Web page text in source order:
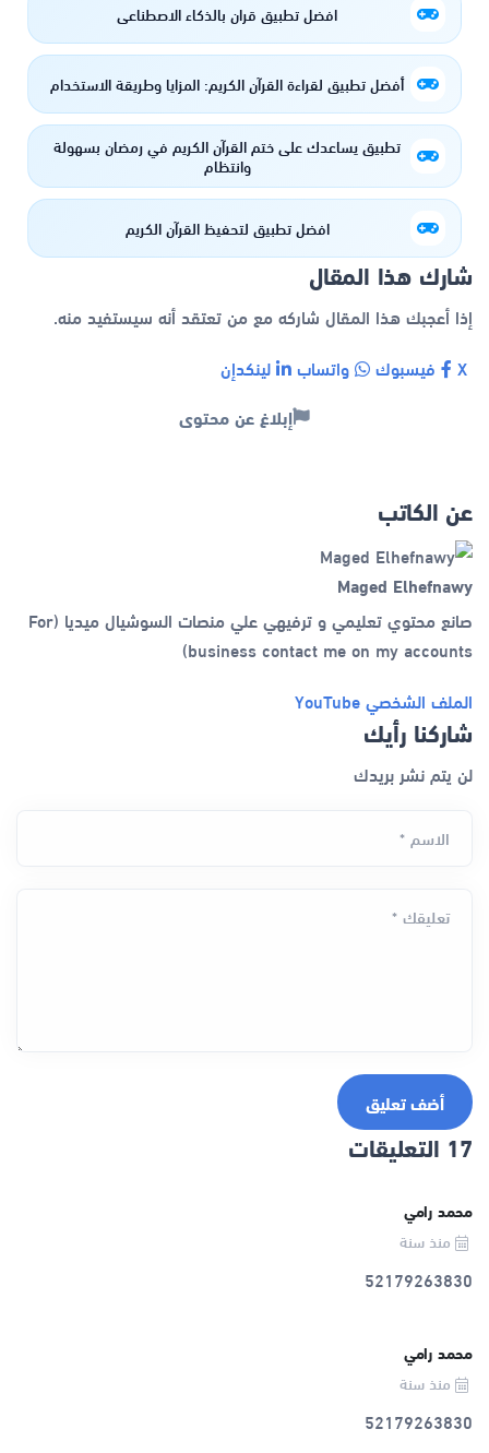
افضل تطبيق قران بالذكاء الاصطناعي
أفضل تطبيق لقراءة القرآن الكريم: المزايا وطريقة الاستخدام
تطبيق يساعدك على ختم القرآن الكريم في رمضان بسهولة
وانتظام
افضل تطبيق لتحفيظ القرآن الكريم
شارك هذا المقال
إذا أعجبك هذا المقال شاركه مع من تعتقد أنه سيستفيد منه.
فيسبوك واتساب لينكدإن
إبلاغ عن محتوى
عن الكاتب
Maged Elhefnawy
صانع محتوي تعليمي و ترفيهي علي منصات السوشيال ميديا (For
business contact me on my accounts)
الملف الشخصي YouTube
شاركنا رأيك
لن يتم نشر بريدك
الاسم *
تعليقك *
أضف تعليق
17 التعليقات
محمد رامي
منذ سنة
52179263830
محمد رامي
منذ سنة
52179263830